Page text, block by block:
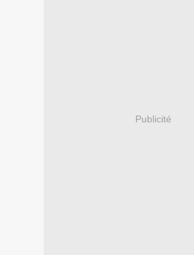
Publicité